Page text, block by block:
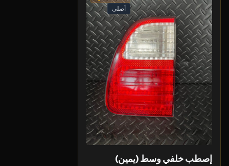
أصلي
إصطب خلفي وسط (يمين)